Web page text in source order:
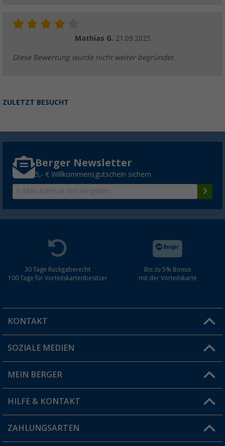
Mathias G. 21.09.2025
Diese Bewertung wurde nicht weiter begründet.
ZULETZT BESUCHT
Berger Newsletter
5,- € Willkommensgutschein sichern
30 Tage Rückgaberecht
100 Tage für Vorteilskartenbesitzer
Bis zu 5% Bonus
mit der Vorteilskarte
KONTAKT
Du hast eine Frage?
Filiale finden
SOZIALE MEDIEN
MEIN BERGER
Vorteilskarte
Blog
HILFE & KONTAKT
FAQ & Kontakt
ZAHLUNGSARTEN